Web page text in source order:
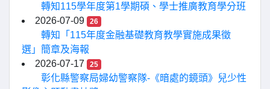
轉知115學年度第1學期碩、學士推廣教育學分班
2026-07-09
26
轉知「115年度金融基礎教育教學實施成果徵
選」簡章及海報
2026-07-17
25
彰化縣警察局婦幼警察隊-《暗處的鏡頭》兒少性